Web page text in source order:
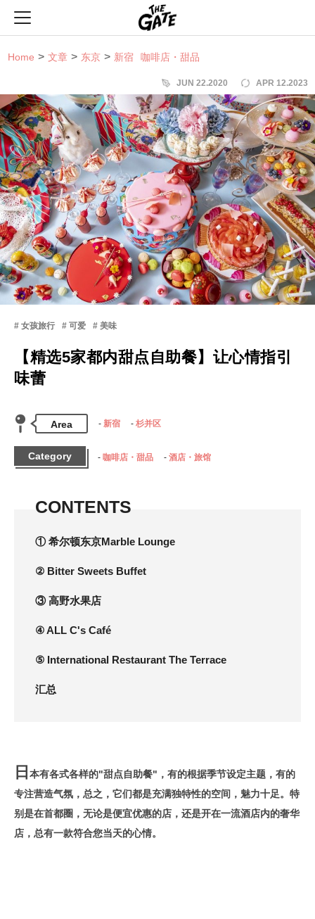
Home 文章 东京 新宿 咖啡店・甜品
JUN 22.2020 APR 12.2023
女孩旅行 可爱 美味
【精选5家都内甜点自助餐】让心情指引
味蕾
Area 新宿 杉并区
Category 咖啡店・甜品 酒店・旅馆
CONTENTS
① 希尔顿东京Marble Lounge
② Bitter Sweets Buffet
③ 高野水果店
④ ALL C's Café
⑤ International Restaurant The Terrace
汇总
日 本有各式各样的"甜点自助餐"，有的根据季节设定主题，有的
专注营造气氛，总之，它们都是充满独特性的空间，魅力十足。特
别是在首都圈，无论是便宜优惠的店，还是开在一流酒店内的奢华
店，总有一款符合您当天的心情。